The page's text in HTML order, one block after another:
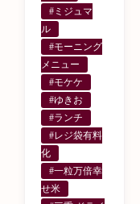
#ミジュマ
ル
#モーニング
メニュー
#モケケ
#ゆきお
#ランチ
#レジ袋有料
化
#一粒万倍幸
せ米